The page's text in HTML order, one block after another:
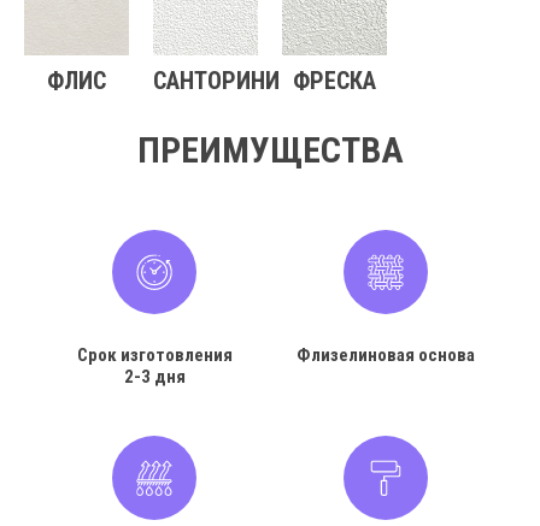
ФЛИС САНТОРИНИ ФРЕСКА
ПРЕИМУЩЕСТВА
Срок изготовления
2-3 дня
Флизелиновая основа